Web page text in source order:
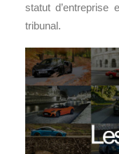
statut d’entreprise
tribunal.